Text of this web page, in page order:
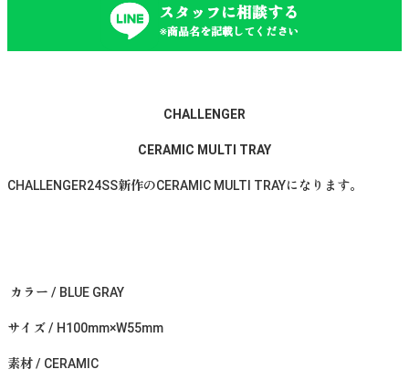
スタッフに相談する
※商品名を記載してください
CHALLENGER
CERAMIC MULTI TRAY
CHALLENGER24SS新作のCERAMIC MULTI TRAYになります。
カラー / BLUE GRAY
サイズ / H100mm×W55mm
素材 / CERAMIC